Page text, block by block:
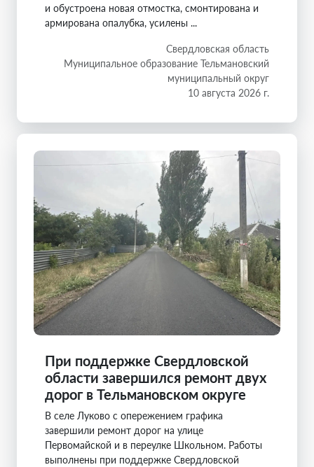
и обустроена новая отмостка, смонтирована и
армирована опалубка, усилены ...
Свердловская область
Муниципальное образование Тельмановский
муниципальный округ
10 августа 2026 г.
При поддержке Свердловской
области завершился ремонт двух
дорог в Тельмановском округе
В селе Луково с опережением графика
завершили ремонт дорог на улице
Первомайской и в переулке Школьном. Работы
выполнены при поддержке Свердловской